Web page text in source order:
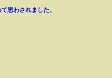
思わされました。